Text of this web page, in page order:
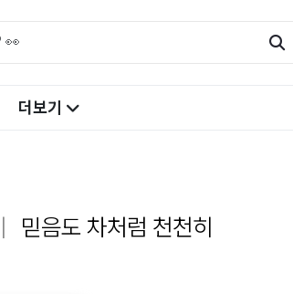
더보기
믿음도 차처럼 천천히